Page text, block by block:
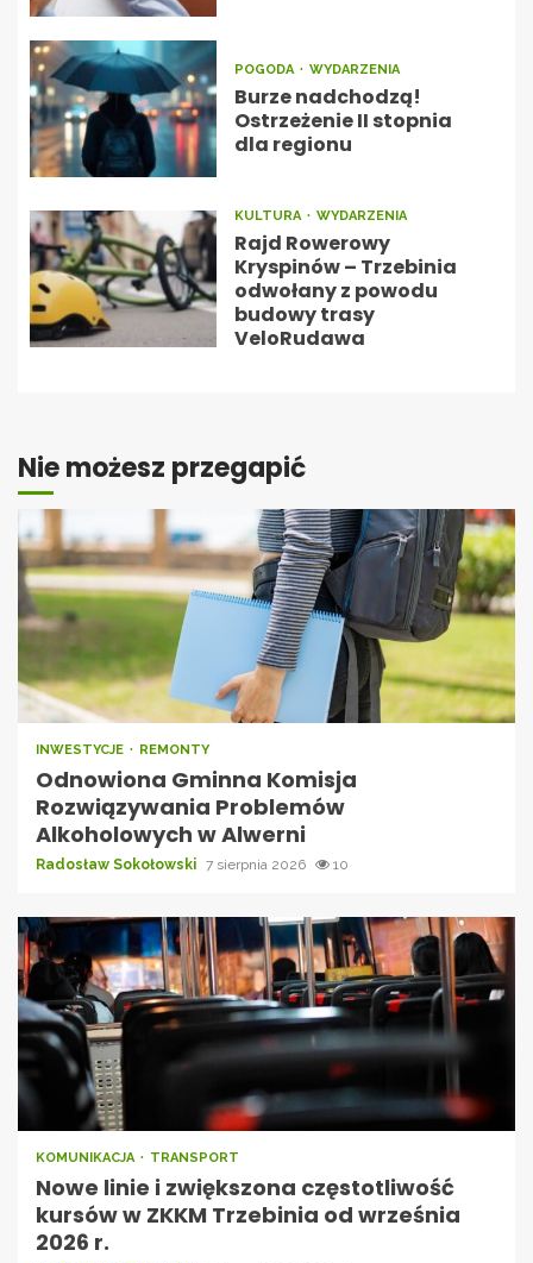
POGODA WYDARZENIA
Burze nadchodzą!
Ostrzeżenie II stopnia
dla regionu
KULTURA WYDARZENIA
Rajd Rowerowy
Kryspinów – Trzebinia
odwołany z powodu
budowy trasy
VeloRudawa
Nie możesz przegapić
INWESTYCJE REMONTY
Odnowiona Gminna Komisja
Rozwiązywania Problemów
Alkoholowych w Alwerni
Radosław Sokołowski 7 sierpnia 2026 10
KOMUNIKACJA TRANSPORT
Nowe linie i zwiększona częstotliwość
kursów w ZKKM Trzebinia od września
2026 r.